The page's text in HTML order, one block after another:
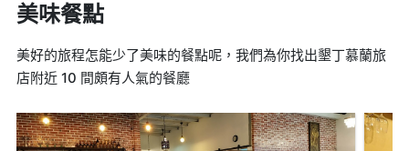
美味餐點
美好的旅程怎能少了美味的餐點呢，我們為你找出墾丁慕蘭旅
店附近 10 間頗有人氣的餐廳